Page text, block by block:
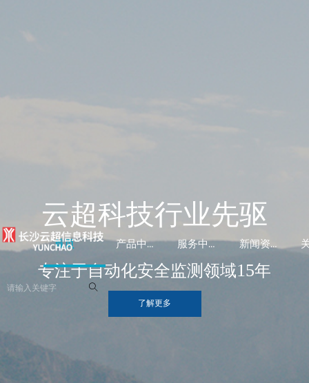
了解更多
云超科技行业先驱
专注于自动化安全监测领域15年
首页 产品中心 服务中心 新闻资讯
ꄠ